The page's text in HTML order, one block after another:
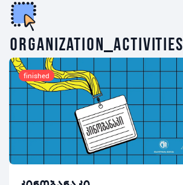
organization_activities
finished